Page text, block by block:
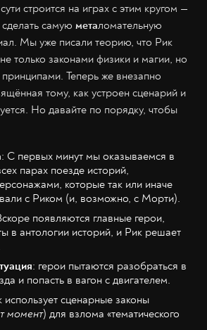
строится на играх с этим кругом —
самую металомательную
Мы уже писали теорию, что Рик
только законами физики и магии, но
Теперь же внезапно
тому, как устроен сценарий и
Но давайте по порядку, чтобы
: С первых минут мы оказываемся в
парах поезде историй,
которые так или иначе
с Риком (и, возможно, с Морти).
появляются главные герои,
в антологии историй, и Рик решает
: герои пытаются разобраться в
и попасть в вагон с двигателем.
использует сценарные законы
момент) для взлома «тематического